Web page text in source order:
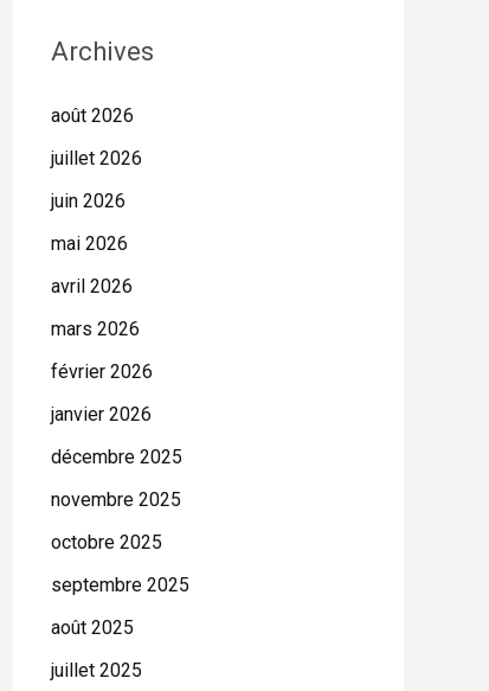
Archives
août 2026
juillet 2026
juin 2026
mai 2026
avril 2026
mars 2026
février 2026
janvier 2026
décembre 2025
novembre 2025
octobre 2025
septembre 2025
août 2025
juillet 2025